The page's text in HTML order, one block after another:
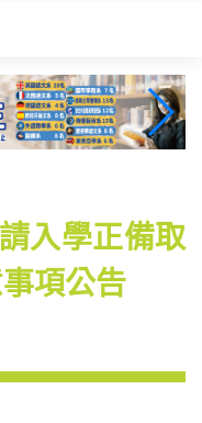
入學正備取
項公告